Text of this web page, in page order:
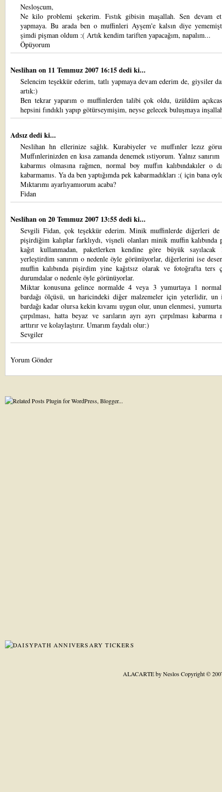
Nesloşcum,
Ne kilo problemi şekerim. Fıstık gibisin maşallah. Sen devam et
yapmaya. Bu arada ben o muffinleri Ayşem'e kalsın diye
şimdi pişman oldum :( Artık kendim tariften yapacağım, napalım...
Öpüyorum
Neslihanon 11 Temmuz 2007 16:15 dedi ki...
Selencim teşekkür ederim, tatlı yapmaya devam ederim de, giysiler
artık:)
Ben tekrar yaparım o muffinlerden talibi çok oldu, üzüldüm
hepsini fındıklı yapıp götürseymişim, neyse gelecek buluşmaya
Adsız dedi ki...
Neslihan hn ellerinize sağlık. Kurabiyeler ve muffınler lezız
Muffınlerinizden en kısa zamanda denemek ıstiyorum. Yalnız sanırım
kabarmıs olmasına rağmen, normal boy muffın kalıbındakıler o
kabarmamıs. Ya da ben yaptığımda pek kabarmadıkları :( için bana
Mıktarımı ayarlıyamıorum acaba?
Fidan
Neslihanon 20 Temmuz 2007 13:55 dedi ki...
Sevgili Fidan, çok teşekkür ederim. Minik muffinlerde diğerleri de
pişirdiğim kalıplar farklıydı, vişneli olanları minik muffin kalıbında
kağıt kullanmadan, paketlerken kendine göre büyük sayılacak
yerleştirdim sanırım o nedenle öyle görünüyorlar, diğerlerini ise
muffin kalıbında pişirdim yine kağıtsız olarak ve fotoğrafta ters
durumdalar o nedenle öyle görünüyorlar.
Miktar konusuna gelince normalde 4 veya 3 yumurtaya 1
bardağı ölçüsü, un haricindeki diğer malzemeler için yeterlidir,
bardağı kadar olursa kekin kıvamı uygun olur, unun elenmesi,
çırpılması, hatta beyaz ve sarıların ayrı ayrı çırpılması kabarma
arttırır ve kolaylaştırır. Umarım faydalı olur:)
Sevgiler
Yorum Gönder
ALACARTE by NeslosCopyright ©